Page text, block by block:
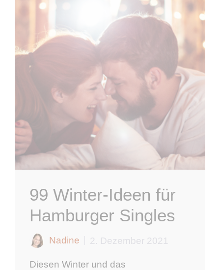
99 Winter-Ideen für
Hamburger Singles
Nadine 2. Dezember 2021
Diesen Winter und das